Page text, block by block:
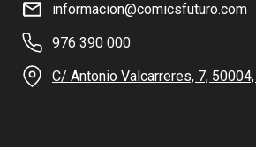
informacion@comicsfuturo.com
976 390 000
C/ Antonio Valcarreres, 7,